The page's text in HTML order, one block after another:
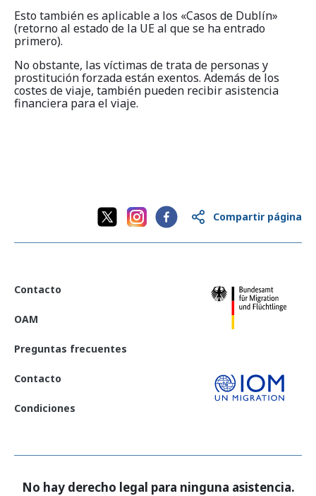
Esto también es aplicable a los «Casos de Dublín»
(retorno al estado de la UE al que se ha entrado
primero).
No obstante, las víctimas de trata de personas y
prostitución forzada están exentos. Además de los
costes de viaje, también pueden recibir asistencia
financiera para el viaje.
Compartir página
Contacto
OAM
Preguntas frecuentes
Contacto
Condiciones
No hay derecho legal para ninguna asistencia.